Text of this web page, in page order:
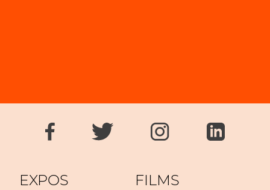
EXPOS FILMS